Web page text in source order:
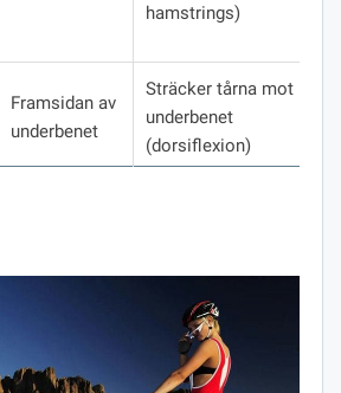
hamstrings)
Framsidan av
underbenet
Sträcker tårna mot
underbenet
(dorsiflexion)